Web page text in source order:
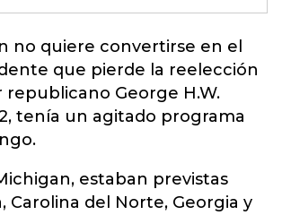
no quiere convertirse en el
que pierde la reelección
republicano George H.W.
tenía un agitado programa
estaban previstas
Carolina del Norte, Georgia y